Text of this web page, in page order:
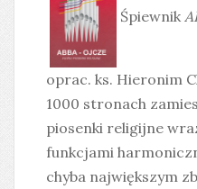
Śpiewnik
oprac. ks. Hieronim
1000 stronach
piosenki religijne
funkcjami
chyba największym